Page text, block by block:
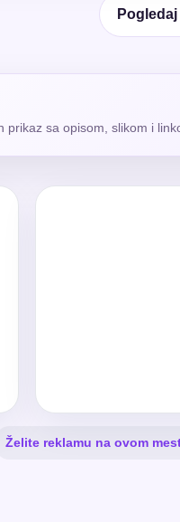
sa opisom, slikom i
Želite reklamu na ovom